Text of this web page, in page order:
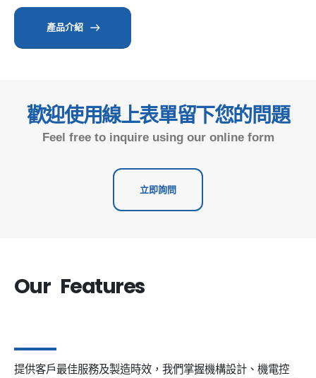
產品介紹
歡迎使用線上表單留下您的問題
Feel free to inquire using our online form
立即詢問
Our Features
提供客戶最佳服務及製造時效，我們掌握機構設計、機電控